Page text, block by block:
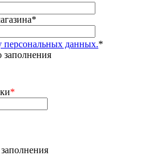
*
персональных данных.*
заполнения
*